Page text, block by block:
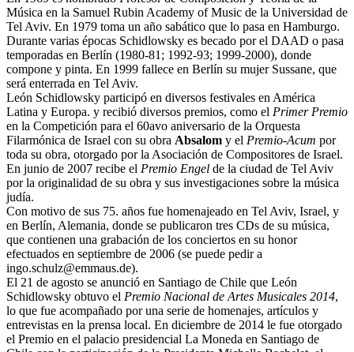
Música en la Samuel Rubin Academy of Music de la Universidad de
Tel Aviv. En 1979 toma un año sabático que lo pasa en Hamburgo.
Durante varias épocas Schidlowsky es becado por el DAAD o pasa
temporadas en Berlín (1980-81; 1992-93; 1999-2000), donde
compone y pinta. En 1999 fallece en Berlín su mujer Sussane, que
será enterrada en Tel Aviv.
León Schidlowsky participó en diversos festivales en América
Latina y Europa. y recibió diversos premios, como el Primer Premio
en la Competición para el 60avo aniversario de la Orquesta
Filarmónica de Israel con su obra Absalom y el Premio-Acum por
toda su obra, otorgado por la Asociación de Compositores de Israel.
En junio de 2007 recibe el Premio Engel de la ciudad de Tel Aviv
por la originalidad de su obra y sus investigaciones sobre la música
judía.
Con motivo de sus 75. años fue homenajeado en Tel Aviv, Israel, y
en Berlín, Alemania, donde se publicaron tres CDs de su música,
que contienen una grabación de los conciertos en su honor
efectuados en septiembre de 2006 (se puede pedir a
ingo.schulz@emmaus.de).
El 21 de agosto se anunció en Santiago de Chile que León
Schidlowsky obtuvo el Premio Nacional de Artes Musicales 2014,
lo que fue acompañado por una serie de homenajes, artículos y
entrevistas en la prensa local. En diciembre de 2014 le fue otorgado
el Premio en el palacio presidencial La Moneda en Santiago de